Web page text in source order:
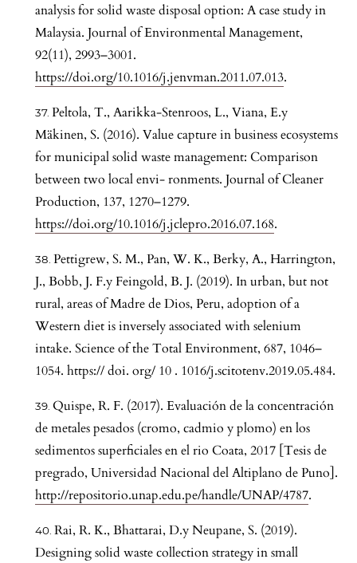
analysis for solid waste disposal option: A case study in
Malaysia. Journal of Environmental Management,
92(11), 2993–3001.
https://doi.org/10.1016/j.jenvman.2011.07.013.
Peltola, T., Aarikka-Stenroos, L., Viana, E.y
Mäkinen, S. (2016). Value capture in business ecosystems
for municipal solid waste management: Comparison
between two local envi- ronments. Journal of Cleaner
Production, 137, 1270–1279.
https://doi.org/10.1016/j.jclepro.2016.07.168.
Pettigrew, S. M., Pan, W. K., Berky, A., Harrington,
J., Bobb, J. F.y Feingold, B. J. (2019). In urban, but not
rural, areas of Madre de Dios, Peru, adoption of a
Western diet is inversely associated with selenium
intake. Science of the Total Environment, 687, 1046–
1054. https:// doi. org/ 10 . 1016/j.scitotenv.2019.05.484.
Quispe, R. F. (2017). Evaluación de la concentración
de metales pesados (cromo, cadmio y plomo) en los
sedimentos superficiales en el rio Coata, 2017 [Tesis de
pregrado, Universidad Nacional del Altiplano de Puno].
http://repositorio.unap.edu.pe/handle/UNAP/4787.
Rai, R. K., Bhattarai, D.y Neupane, S. (2019).
Designing solid waste collection strategy in small